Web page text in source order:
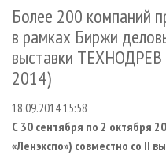
ЛЕСОПИЛЕНИЕ
ДЕРЕВООБРАБОТКА
СУШКА ДРЕВЕСИНЫ
ПРОИЗВОДСТВО
ДЕРЕВЯННОЕ
ПРОИЗВОДСТВО МЕБЕЛИ
НОВОСТИ ЖУРНАЛА
НОВОСТИ КОМПАНИЙ
ПРЕДПРИЯТИЯ ЛПК
ЛЕСНЫЕ РЕГИОНЫ
ПЕРСОНЫ
МОБИЛЬНЫЕ ВЫСТАВКИ
ОФИЦИАЛЬНЫЕ ДЕЛЕГАЦИИ
ПРИОРИТЕТНЫЕ
АРХИВ ЖУРНАЛОВ
СТАТЬИ
О ЖУРНАЛЕ
ПОДПИСКА
КОНТАКТЫ
РЕКЛАМОДАТЕЛЯМ
РЕКЛАМА
РЕКЛАМА НА САЙТЕ
Более 200 компаний
в рамках Биржи
выставки ТЕХНОДРЕВ
2014)
18.09.2014 15:58
С 30 сентября по 2 октября
«Ленэкспо») совместно со II